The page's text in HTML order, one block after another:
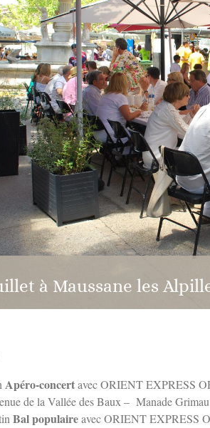
à Maussane les
Apéro-concertavec ORIENT EXPRESS
de la Vallée des Baux – Manade Grimau
Bal populaireavec ORIENT EXPRESS